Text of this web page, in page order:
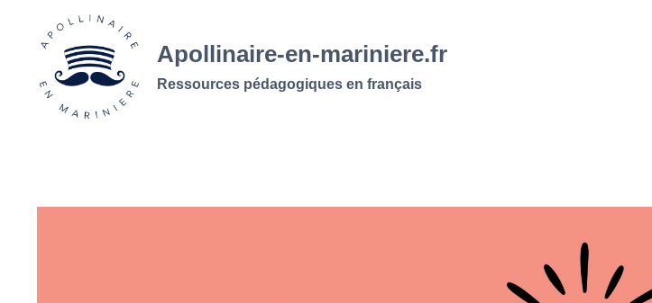
Apollinaire-en-mariniere.fr
Ressources pédagogiques en français